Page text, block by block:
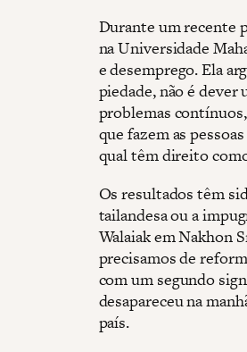
Durante um recente
na Universidade
e desemprego. Ela
piedade, não é dever
problemas
que fazem as
qual têm direito
Os resultados têm
tailandesa ou a
Walaiak em Nakhon
precisamos de
com um segundo
desapareceu na
país.